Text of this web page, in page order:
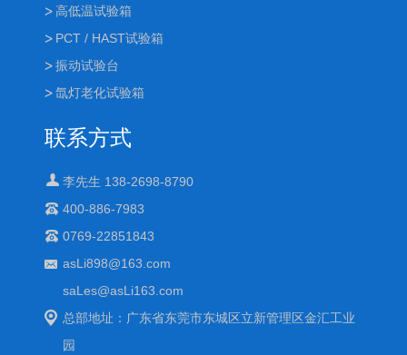
高低温试验箱
PCT / HAST试验箱
振动试验台
氙灯老化试验箱
联系方式
李先生 138-2698-8790
400-886-7983
0769-22851843
asLi898@163.com
saLes@asLi163.com
总部地址：广东省东莞市东城区立新管理区金汇工业
园